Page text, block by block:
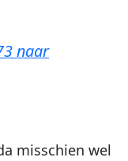
naar
misschien wel